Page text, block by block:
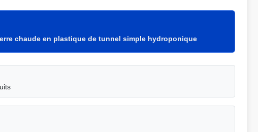
chaude en plastique de tunnel simple hydroponique